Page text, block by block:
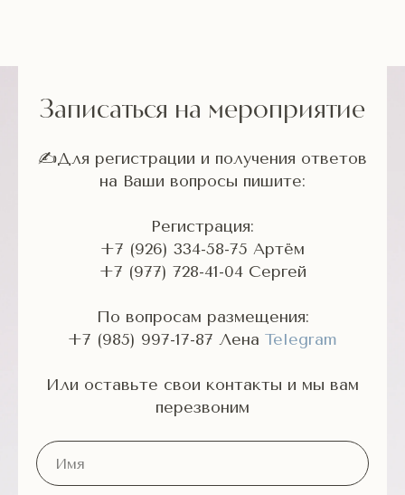
Записаться на мероприятие
✍Для регистрации и получения ответов
на Ваши вопросы пишите:
Регистрация:
+7 (926) 334-58-75 Артём
+7 (977) 728-41-04Сергей
По вопросам размещения:
+7 (985) 997-17-87 Лена Telegram
Или оставьте свои контакты и мы вам
перезвоним